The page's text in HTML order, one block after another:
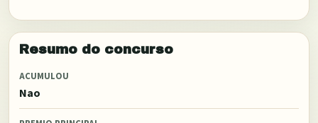
Resumo do concurso
ACUMULOU
Nao